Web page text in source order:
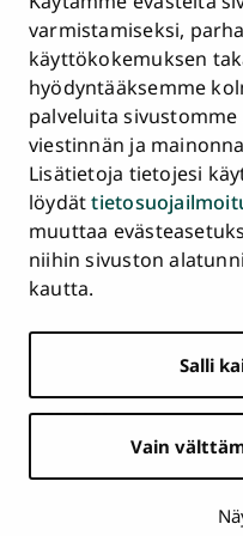
varmistamiseksi,
käyttökokemuksen
hyödyntääksemme
palveluita
viestinnän ja
Lisätietoja tietojesi
löydät
muuttaa
niihin sivuston
kautta.
Salli
Vain
Asiakirjajulkisuuskuvaus
Väärinkäytösepäilyt
Saavutettavuusseloste
Palaute
Intranet ja sähköiset
Evästeasetukset
Päävalikko
alatunnisteessa
ETUSIVU
YHTEISTYÖ
Turun
yliopisto
Facebookissa
Turun
yliopisto
Instagramissa
TurunTurun